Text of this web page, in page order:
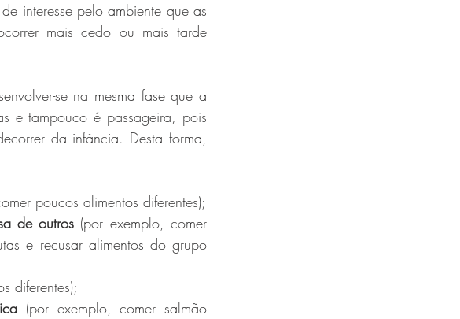
interesse pelo ambiente que as
mais cedo ou mais tarde
se na mesma fase que a
e tampouco é passageira, pois
da infância. Desta forma,
poucos alimentos diferentes);
de outros (por exemplo, comer
e recusar alimentos do grupo
diferentes);
(por exemplo, comer salmão